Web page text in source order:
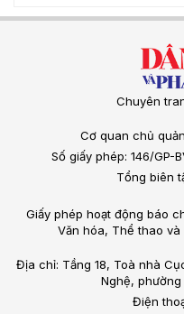
Chuyên
Cơ quan chủ
Số giấy phép: 146/GP-
Tổng biên
Giấy phép hoạt động báo
Văn hóa, Thể thao và
Địa chỉ: Tầng 18, Toà nhà
Nghệ, phường
Điện